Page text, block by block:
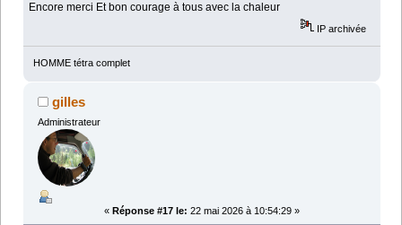
Encore merci Et bon courage à tous avec la chaleur
IP archivée
HOMME tétra complet
gilles
Administrateur
« Réponse #17 le: 22 mai 2026 à 10:54:29 »